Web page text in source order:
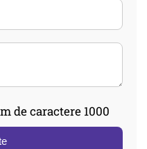
de caractere 1000